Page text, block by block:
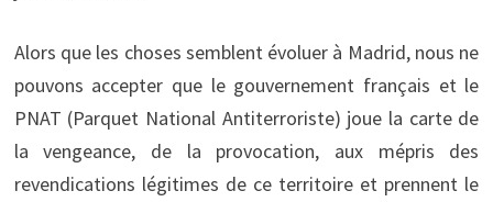
Alors que les choses semblent évoluer à Madrid, nous ne
pouvons accepter que le gouvernement français et le
PNAT (Parquet National Antiterroriste) joue la carte de
la vengeance, de la provocation, aux mépris des
revendications légitimes de ce territoire et prennent le